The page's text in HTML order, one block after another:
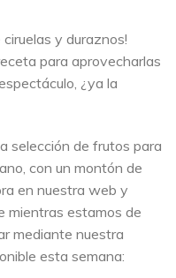
y duraznos!
para aprovecharlas
¿ya la
selección de frutos para
con un montón de
en nuestra web y
mientras estamos de
mediante nuestra
esta semana: